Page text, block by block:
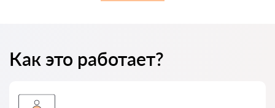
Как это работает?